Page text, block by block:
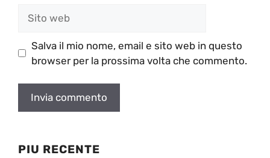
web
Salva il mio nome, email e sito web in questo
browser per la prossima volta che commento.
PIU RECENTE